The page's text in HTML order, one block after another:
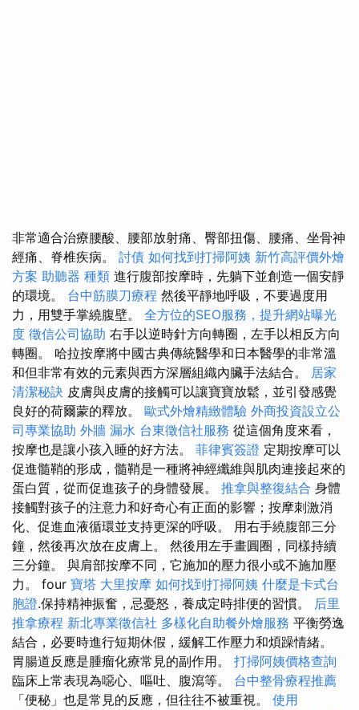
非常適合治療腰酸、腰部放射痛、臀部扭傷、腰痛、坐骨神
經痛、脊椎疾病。 討債 如何找到打掃阿姨 新竹高評價外燴
方案 助聽器 種類 進行腹部按摩時，先躺下並創造一個安靜
的環境。 台中筋膜刀療程 然後平靜地呼吸，不要過度用
力，用雙手掌繞腹壁。 全方位的SEO服務，提升網站曝光
度 徵信公司協助 右手以逆時針方向轉圈，左手以相反方向
轉圈。 哈拉按摩將中國古典傳統醫學和日本醫學的非常溫
和但非常有效的元素與西方深層組織內臟手法結合。 居家
清潔秘訣 皮膚與皮膚的接觸可以讓寶寶放鬆，並引發感覺
良好的荷爾蒙的釋放。 歐式外燴精緻體驗 外商投資設立公
司專業協助 外牆 漏水 台東徵信社服務 從這個角度來看，
按摩也是讓小孩入睡的好方法。 菲律賓簽證 定期按摩可以
促進髓鞘的形成，髓鞘是一種將神經纖維與肌肉連接起來的
蛋白質，從而促進孩子的身體發展。 推拿與整復結合 身體
接觸對孩子的注意力和好奇心有正面的影響；按摩刺激消
化、促進血液循環並支持更深的呼吸。 用右手繞腹部三分
鐘，然後再次放在皮膚上。 然後用左手畫圓圈，同樣持續
三分鐘。 與肩部按摩不同，它施加的壓力很小或不施加壓
力。 four 寶塔 大里按摩 如何找到打掃阿姨 什麼是卡式台
胞證.保持精神振奮，忌憂怒，養成定時排便的習慣。 后里
推拿療程 新北專業徵信社 多樣化自助餐外燴服務 平衡勞逸
結合，必要時進行短期休假，緩解工作壓力和煩躁情緒。
胃腸道反應是腫瘤化療常見的副作用。 打掃阿姨價格查詢
臨床上常表現為噁心、嘔吐、腹瀉等。 台中整骨療程推薦
「便秘」也是常見的反應，但往往不被重視。 使用